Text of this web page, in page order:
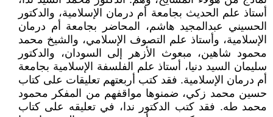
أستاذ علم الحديث بجامعة أم درمان الإسلامية، والدكتور
الحسيني عبدالمجيد هاشم، المحاضر بجامعة أم درمان
الإسلامية، وأستاذ علم التصوف الإسلامي، والشيخ محمد
محمود شاهين، مبعوث الأزهر إلى السودان، والدكتور
سليمان السيد دنيا، أستاذ علم الفلسفة الإسلامية بجامعة
أم درمان الإسلامية. فقد كتب أربعتهم تعليقات على كتاب
حسين محمد زكي، ضمنوها مواقفهم من المفكر محمود
محمد طه. فقد كتب الدكتور ندا، في تعليقه على كتاب